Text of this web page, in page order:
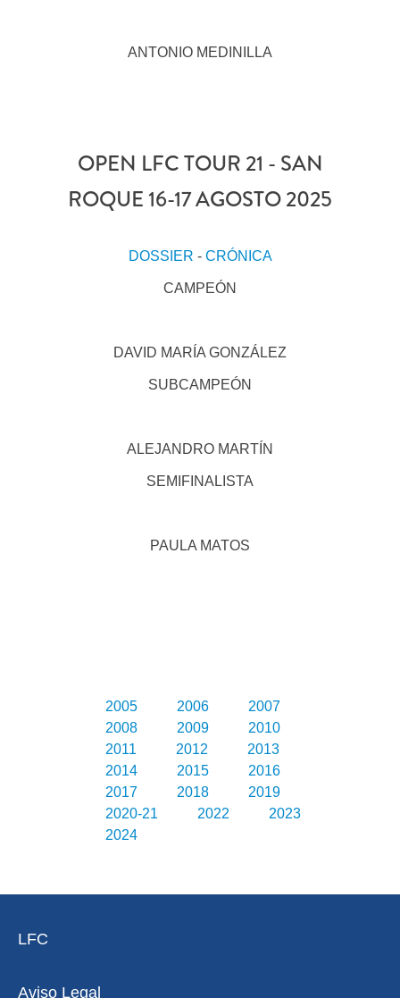
ANTONIO MEDINILLA
OPEN LFC TOUR 21 - SAN
ROQUE 16-17 AGOSTO 2025
DOSSIER - CRÓNICA
CAMPEÓN
DAVID MARÍA GONZÁLEZ
SUBCAMPEÓN
ALEJANDRO MARTÍN
SEMIFINALISTA
PAULA MATOS
2005 2006
2007
2008
2009
2010
2011
2012
2013
2014
2015
2016
2017
2018
2019
2020-21
2022
2023
2024
LFC
Aviso Legal